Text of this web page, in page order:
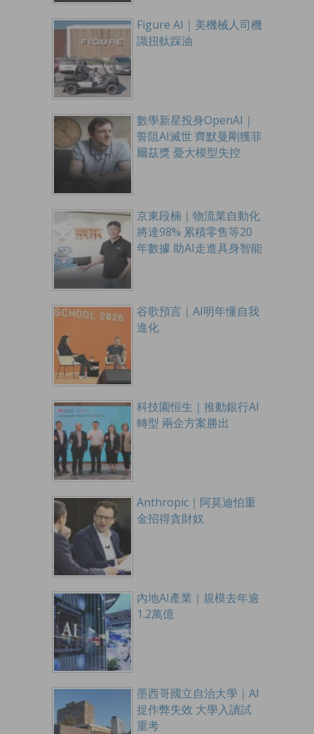
Figure AI｜美機械人司機
識扭軚踩油
數學新星投身OpenAI｜
誓阻AI滅世 齊默曼剛獲菲
爾茲獎 憂大模型失控
京東段楠｜物流業自動化
將達98% 累積零售等20
年數據 助AI走進具身智能
谷歌預言｜AI明年懂自我
進化
科技園恒生｜推動銀行AI
轉型 兩企方案勝出
Anthropic｜阿莫迪怕重
金招得貪財奴
內地AI產業｜規模去年逾
1.2萬億
墨西哥國立自治大學｜AI
捉作弊失效 大學入讀試
重考